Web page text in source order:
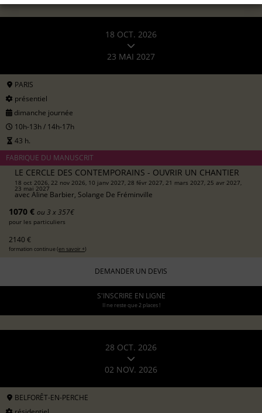
18 OCT. 2026
23 MAI 2027
PARIS
présentiel
dimanche journée
10h-13h / 14h-17h
43 h.
FABRIQUE DU MANUSCRIT
LE CERCLE DES CONTEMPORAINS - OUVRIR UN CHANTIER
18 oct 2026, 22 nov 2026, 10 janv 2027, 28 févr 2027, 21 mars 2027, 25 avr 2027,
23 mai 2027
avec Aline Barbier, Solange De Fréminville
1070 € ou 3 x 357€
pour les particuliers
2140 €
formation continue (en savoir +)
DEMANDER UN DEVIS
S'INSCRIRE EN LIGNE
Il ne reste que 2 places !
28 OCT. 2026
02 NOV. 2026
BELFORÊT-EN-PERCHE